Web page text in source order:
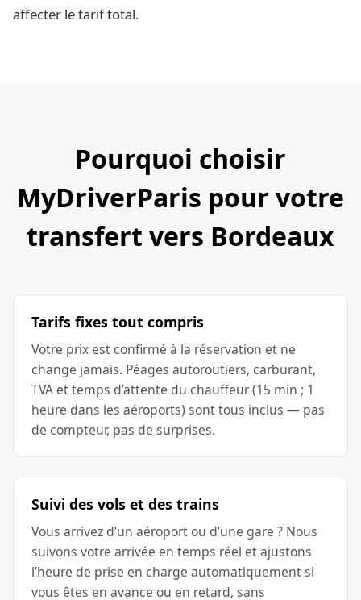
affecter le tarif total.
Pourquoi choisir
MyDriverParis pour votre
transfert vers Bordeaux
Tarifs fixes tout compris
Votre prix est confirmé à la réservation et ne
change jamais. Péages autoroutiers, carburant,
TVA et temps d’attente du chauffeur (15 min ; 1
heure dans les aéroports) sont tous inclus — pas
de compteur, pas de surprises.
Suivi des vols et des trains
Vous arrivez d’un aéroport ou d’une gare ? Nous
suivons votre arrivée en temps réel et ajustons
l’heure de prise en charge automatiquement si
vous êtes en avance ou en retard, sans